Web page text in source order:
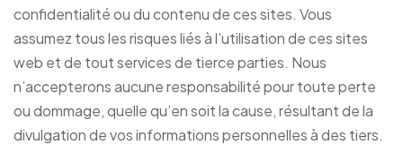
confidentialité ou du contenu de ces sites. Vous
assumez tous les risques liés à l’utilisation de ces sites
web et de tout services de tierce parties. Nous
n’accepterons aucune responsabilité pour toute perte
ou dommage, quelle qu’en soit la cause, résultant de la
divulgation de vos informations personnelles à des tiers.